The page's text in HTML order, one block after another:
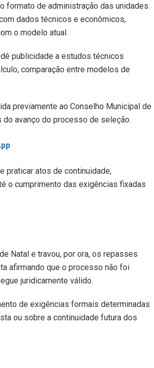
formato de administração das unidades.
dados técnicos e econômicos,
o modelo atual.
publicidade a estudos técnicos
comparação entre modelos de
previamente ao Conselho Municipal de
avanço do processo de seleção.
praticar atos de continuidade,
o cumprimento das exigências fixadas
Natal e travou, por ora, os repasses
afirmando que o processo não foi
juridicamente válido.
de exigências formais determinadas
ou sobre a continuidade futura dos